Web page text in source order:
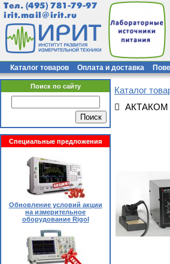
Тел. (495) 781-79-97
irit.mail@irit.ru
Каталог товаров Оплата и доставка
Поиск по сайту
Специальные предложения
Обновление условий акции
на измерительное
оборудование Rigol
Каталог
АКТАКОМ